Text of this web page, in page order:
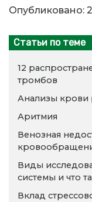
Опубликовано:
Статьи по теме
12
тромбов
Анализы крови
Аритмия
Венозная
Виды
системы и что
Вклад